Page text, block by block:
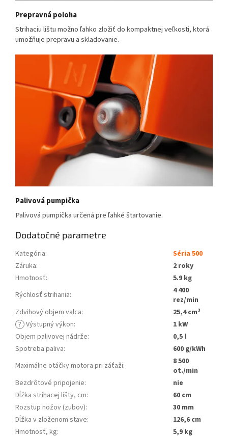
Prepravná poloha
Strihaciu lištu možno ľahko zložiť do kompaktnej veľkosti, ktorá
umožňuje prepravu a skladovanie.
Palivová pumpička
Palivová pumpička určená pre ľahké štartovanie.
Dodatočné parametre
Kategória:
Séria 500
Záruka:
2 roky
Hmotnosť:
5.9 kg
Rýchlosť strihania:
4 400
rez/min
Zdvihový objem valca:
25,4 cm³
? Výstupný výkon:
1 kW
Objem palivovej nádrže:
0,5 l
Spotreba paliva:
600 g/kWh
Maximálne otáčky motora pri záťaži:
8 500
ot./min
Bezdrôtové pripojenie:
nie
Dĺžka strihacej lišty, cm:
60 cm
Rozstup nožov (zubov):
30 mm
Dĺžka v zloženom stave:
126,6 cm
Hmotnosť, kg:
5,9 kg